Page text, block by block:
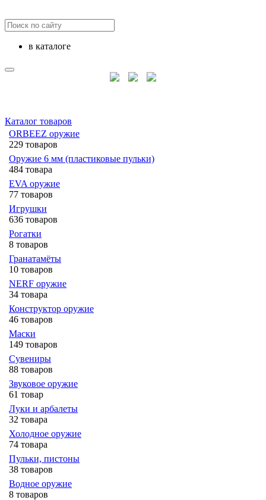
в каталоге
Каталог товаров
ORBEEZ оружие
229 товаров
Оружие 6 мм (пластиковые пульки)
484 товара
EVA оружие
77 товаров
Игрушки
636 товаров
Рогатки
8 товаров
Гранатамёты
10 товаров
NERF оружие
34 товара
Конструктор оружие
46 товаров
Маски
149 товаров
Сувениры
88 товаров
Звуковое оружие
61 товар
Луки и арбалеты
32 товара
Холодное оружие
74 товара
Пульки, пистоны
38 товаров
Водное оружие
8 товаров